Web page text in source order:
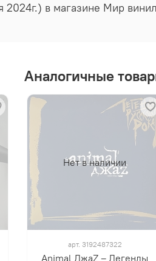
в магазине Мир
Аналогичные
Нет в наличии
арт. 3192487322
Animal ДжаZ ‎– Легенды